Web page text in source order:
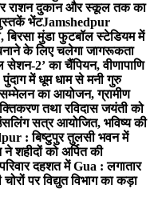
राशन दुकान और स्कूल तक का
भेंटJamshedpur
बिरसा मुंडा फुटबॉल स्टेडियम में
बनाने के लिए चलेगा जागरूकता
2’ का चैंपियन, वीणापाणि
में धूम धाम से मनी गुरु
का आयोजन, ग्रामीण
तथा रविदास जयंती को
सत्र आयोजित, भविष्य की
: बिष्टुपुर तुलसी भवन में
को अर्पित की
दहशत मेंGua : लगातार
पर विद्युत विभाग का कड़ा